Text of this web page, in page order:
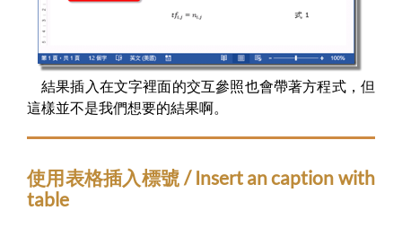
結果插入在文字裡面的交互參照也會帶著方程式，但
這樣並不是我們想要的結果啊。
使用表格插入標號 / Insert an caption with
table